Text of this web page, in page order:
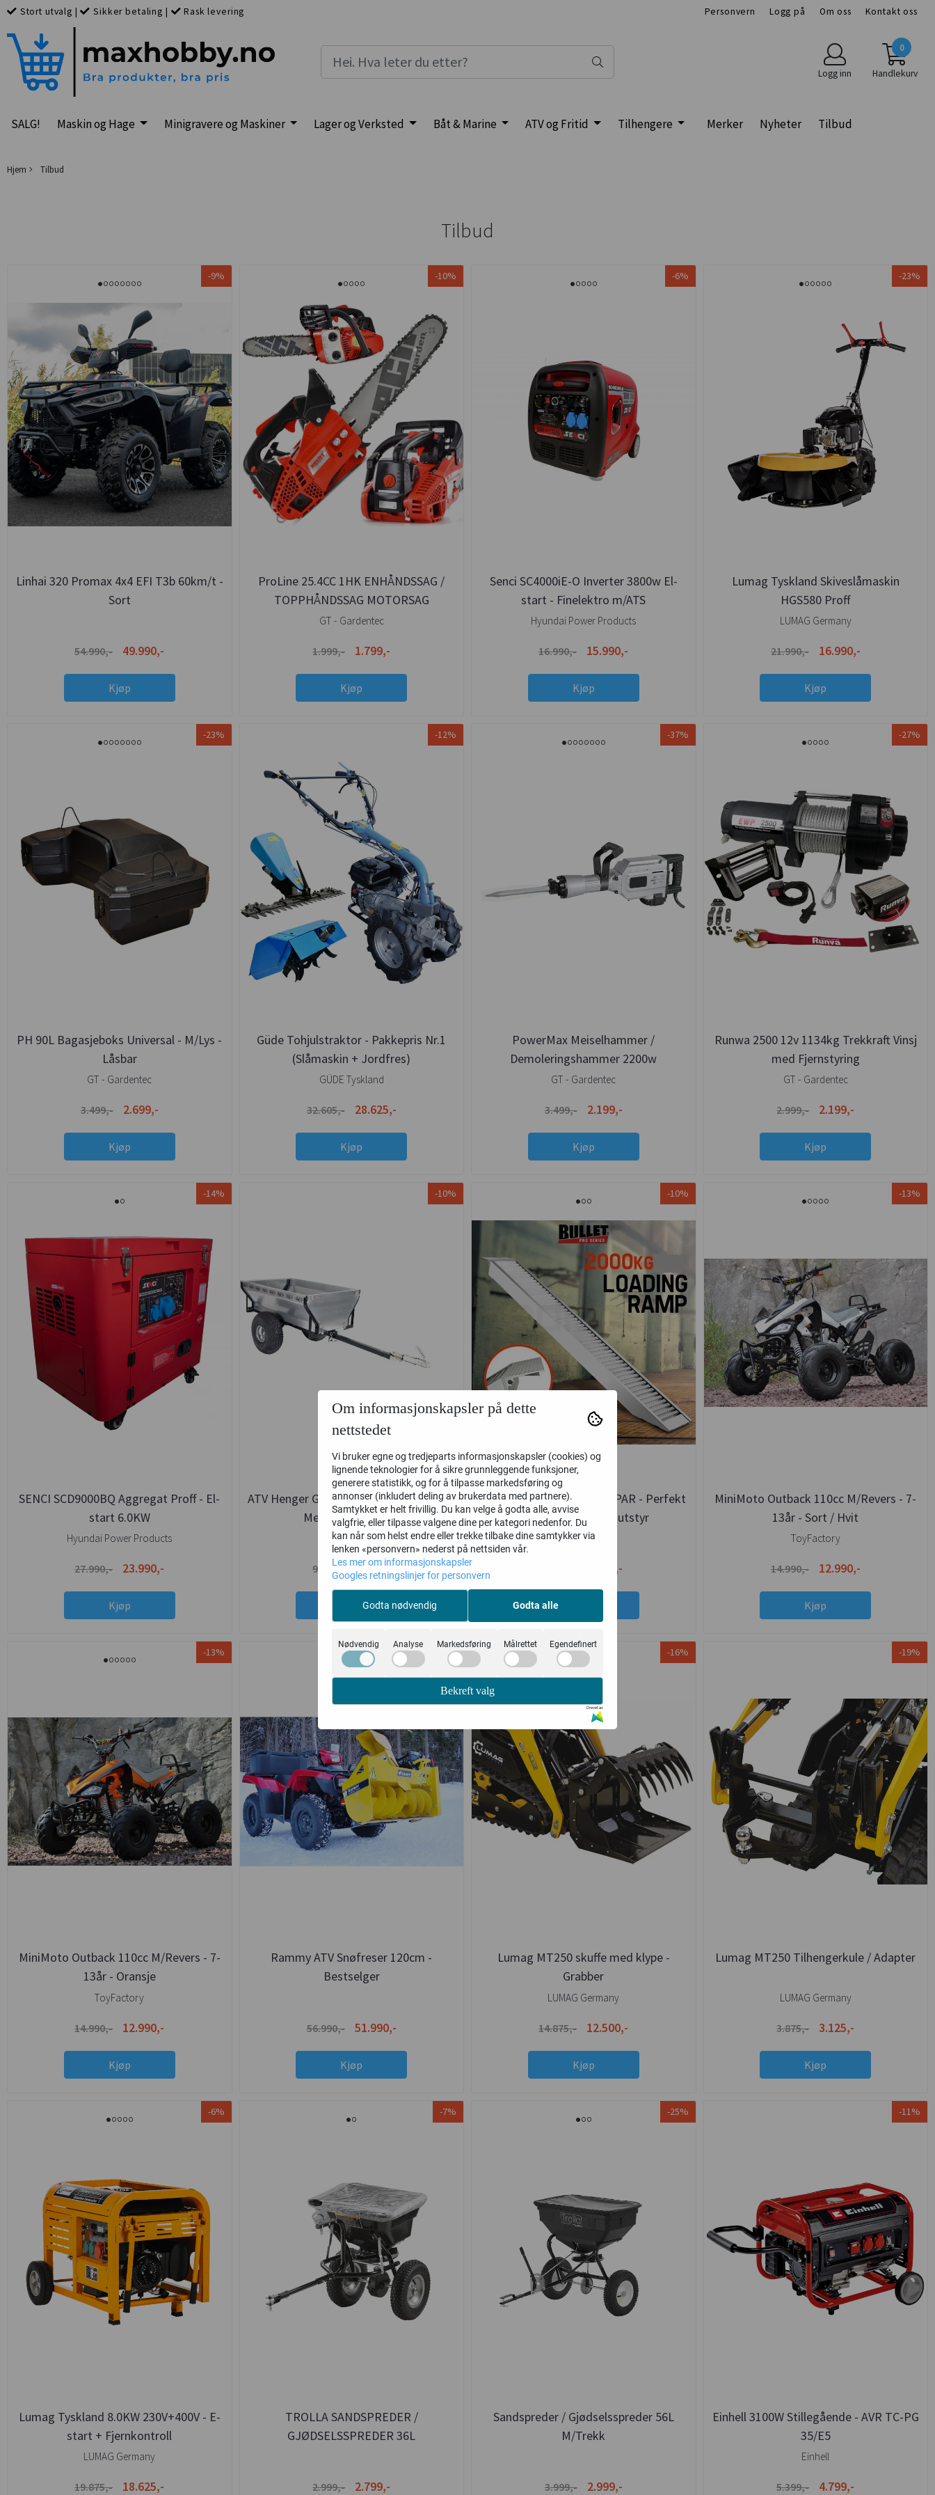
Stort utvalg | Sikker betaling | Rask levering Personvern Logg på Om oss Kontakt oss
Logg inn
0
Handlekurv
SALG! Maskin og Hage Minigravere og Maskiner Lager og Verksted Båt & Marine ATV og Fritid Tilhengere Merker Nyheter Tilbud
Hjem Tilbud
Tilbud
-9%
Linhai 320 Promax 4x4 EFI T3b 60km/t -
Sort
54.990,- 49.990,-
Kjøp
-10%
ProLine 25.4CC 1HK ENHÅNDSSAG /
TOPPHÅNDSSAG MOTORSAG
GT - Gardentec
1.999,- 1.799,-
Kjøp
-6%
Senci SC4000iE-O Inverter 3800w El-
start - Finelektro m/ATS
Hyundai Power Products
16.990,- 15.990,-
Kjøp
-23%
Lumag Tyskland Skiveslåmaskin
HGS580 Proff
LUMAG Germany
21.990,- 16.990,-
Kjøp
-23%
PH 90L Bagasjeboks Universal - M/Lys -
Låsbar
GT - Gardentec
3.499,- 2.699,-
Kjøp
-12%
Güde Tohjulstraktor - Pakkepris Nr.1
(Slåmaskin + Jordfres)
GÜDE Tyskland
32.605,- 28.625,-
Kjøp
-37%
PowerMax Meiselhammer /
Demoleringshammer 2200w
GT - Gardentec
3.499,- 2.199,-
Kjøp
-27%
Runwa 2500 12v 1134kg Trekkraft Vinsj
med Fjernstyring
GT - Gardentec
2.999,- 2.199,-
Kjøp
-14%
SENCI SCD9000BQ Aggregat Proff - El-
start 6.0KW
Hyundai Power Products
27.990,- 23.990,-
Kjøp
-10%
ATV Henger GV - 640kg Lastekapasitet -
Meget god modell
9.990,- 8.990,-
Kjøp
-10%
Kjørerampe 2.5M 2818kg PAR - Perfekt
til Gravemaskin og utstyr
GT - Gardentec
8.988,-
-13%
MiniMoto Outback 110cc M/Revers - 7-
13år - Sort / Hvit
ToyFactory
14.990,- 12.990,-
Kjøp
-13%
MiniMoto Outback 110cc M/Revers - 7-
13år - Oransje
ToyFactory
14.990,- 12.990,-
Kjøp
-9%
Rammy ATV Snøfreser 120cm -
Bestselger
56.990,- 51.990,-
Kjøp
-16%
Lumag MT250 skuffe med klype -
Grabber
LUMAG Germany
14.875,- 12.500,-
Kjøp
-19%
Lumag MT250 Tilhengerkule / Adapter
LUMAG Germany
3.875,- 3.125,-
Kjøp
-6%
Lumag Tyskland 8.0KW 230V+400V - E-
start + Fjernkontroll
LUMAG Germany
19.875,- 18.625,-
-7%
TROLLA SANDSPREDER /
GJØDSELSSPREDER 36L
2.999,- 2.799,-
-25%
Sandspreder / Gjødselsspreder 56L
M/Trekk
3.999,- 2.999,-
-11%
Einhell 3100W Stillegående - AVR TC-PG
35/E5
Einhell
5.399,- 4.799,-
Om informasjonskapsler på dette
nettstedet
Vi bruker egne og tredjeparts informasjonskapsler (cookies) og
lignende teknologier for å sikre grunnleggende funksjoner,
generere statistikk, og for å tilpasse markedsføring og
annonser (inkludert deling av brukerdata med partnere).
Samtykket er helt frivillig. Du kan velge å godta alle, avvise
valgfrie, eller tilpasse valgene dine per kategori nedenfor. Du
kan når som helst endre eller trekke tilbake dine samtykker via
lenken «personvern» nederst på nettsiden vår.
Les mer om informasjonskapsler
Googles retningslinjer for personvern
Godta nødvendig Godta alle
Nødvendig Analyse Markedsføring Målrettet Egendefinert
Bekreft valg
Drevet av